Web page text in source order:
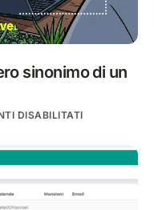
sinonimo di un
DISABILITATI